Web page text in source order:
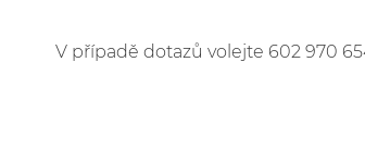
V případě dotazů volejte 602 970